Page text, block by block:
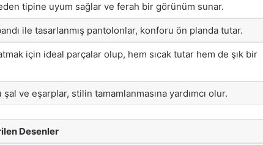
tipine uyum sağlar ve ferah bir görünüm sunar.
ile tasarlanmış pantolonlar, konforu ön planda tutar.
için ideal parçalar olup, hem sıcak tutar hem de şık bir
ve eşarplar, stilin tamamlanmasına yardımcı olur.
Desenler